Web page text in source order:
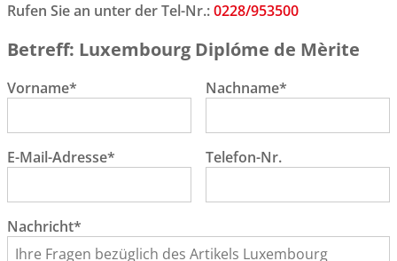
Rufen Sie an unter der Tel-Nr.:0228/953500
Betreff: Luxembourg Diplóme de Mèrite
Vorname* Nachname*
E-Mail-Adresse* Telefon-Nr.
Nachricht*